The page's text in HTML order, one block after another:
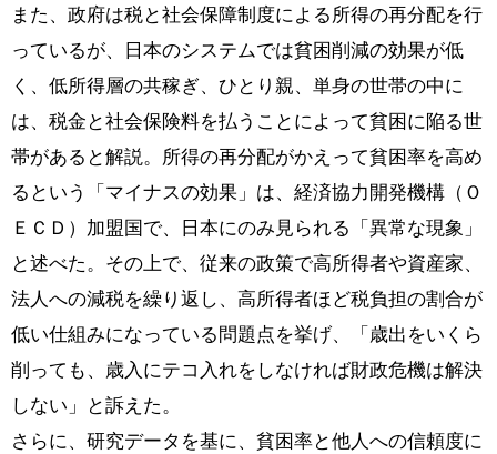
また、政府は税と社会保障制度による所得の再分配を行
っているが、日本のシステムでは貧困削減の効果が低
く、低所得層の共稼ぎ、ひとり親、単身の世帯の中に
は、税金と社会保険料を払うことによって貧困に陥る世
帯があると解説。所得の再分配がかえって貧困率を高め
るという「マイナスの効果」は、経済協力開発機構（Ｏ
ＥＣＤ）加盟国で、日本にのみ見られる「異常な現象」
と述べた。その上で、従来の政策で高所得者や資産家、
法人への減税を繰り返し、高所得者ほど税負担の割合が
低い仕組みになっている問題点を挙げ、「歳出をいくら
削っても、歳入にテコ入れをしなければ財政危機は解決
しない」と訴えた。
さらに、研究データを基に、貧困率と他人への信頼度に